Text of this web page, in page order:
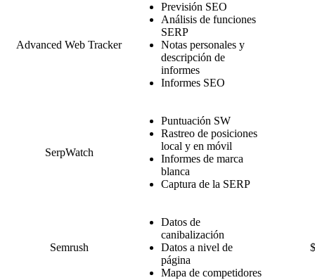
Advanced Web Tracker
Previsión SEO
Análisis de funciones
SERP
Notas personales y
descripción de
informes
Informes SEO
SerpWatch
Puntuación SW
Rastreo de posiciones
local y en móvil
Informes de marca
blanca
Captura de la SERP
Semrush
Datos de
canibalización
Datos a nivel de
página
Mapa de competidores